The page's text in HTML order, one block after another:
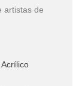
artistas de